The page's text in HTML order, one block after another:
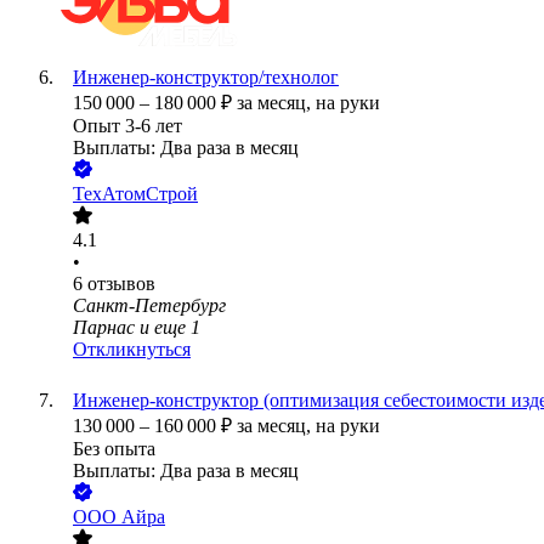
Инженер-конструктор/технолог
150 000 – 180 000 ₽ за месяц, на руки
Опыт 3-6 лет
Выплаты: Два раза в месяц
ТехАтомСтрой
4.1
•
6 отзывов
Санкт-Петербург
Парнас и еще 1
Откликнуться
Инженер-конструктор (оптимизация себестоимости
130 000 – 160 000 ₽ за месяц, на руки
Без опыта
Выплаты: Два раза в месяц
ООО Айра